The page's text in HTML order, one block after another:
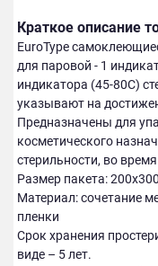
Краткое описание
EuroType
для паровой - 1
индикатора (45-80С)
указывают на
Предназначены для
косметического
стерильности, во
Размер пакета:
Материал: сочетание
пленки
Срок хранения
виде – 5 лет.